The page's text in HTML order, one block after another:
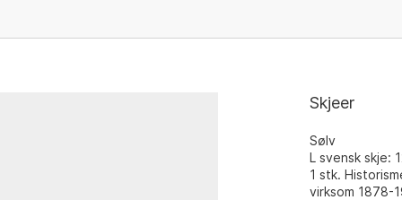
Skjeer
Sølv
L svensk skje:
1 stk.
virksom 1878-